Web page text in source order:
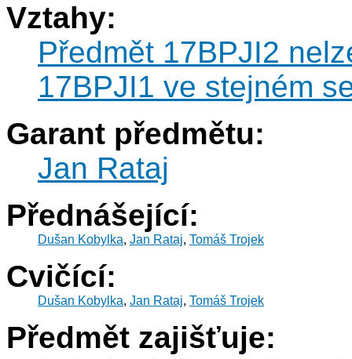
Vztahy:
Předmět 17BPJI2
17BPJI1 ve stejném
Garant předmětu:
Jan Rataj
Přednášející:
Dušan Kobylka, Jan Rataj, Tomáš Trojek
Cvičící:
Dušan Kobylka, Jan Rataj, Tomáš Trojek
Předmět zajišťuje: